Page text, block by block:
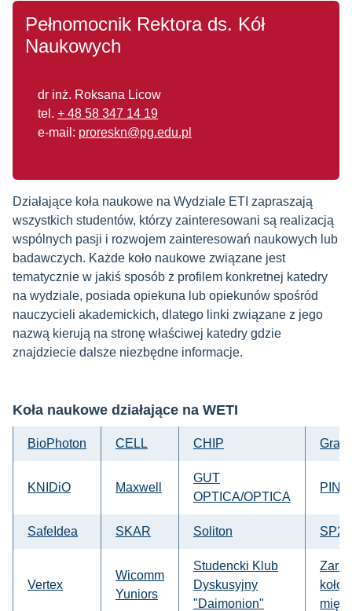
Pełnomocnik Rektora ds. Kół
Naukowych
dr inż. Roksana Licow
tel. + 48 58 347 14 19
e-mail: proreskn@pg.edu.pl
Działające koła naukowe na Wydziale ETI zapraszają
wszystkich studentów, którzy zainteresowani są realizacją
wspólnych pasji i rozwojem zainteresowań naukowych lub
badawczych. Każde koło naukowe związane jest
tematycznie w jakiś sposób z profilem konkretnej katedry
na wydziale, posiada opiekuna lub opiekunów spośród
nauczycieli akademickich, dlatego linki związane z jego
nazwą kierują na stronę właściwej katedry gdzie
znajdziecie dalsze niezbędne informacje.
Koła naukowe działające na WETI
BioPhoton CELL CHIP
KNIDiO Maxwell
GUT
OPTICA/OPTICA
PING
SafeIdea SKAR Soliton
Vertex
Wicomm
Yuniors
Studencki Klub
Dyskusyjny
"Daimonion"
koło